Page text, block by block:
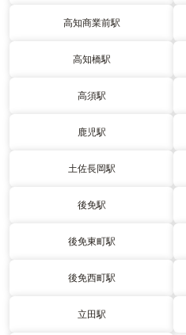
高知商業前駅
高知橋駅
高須駅
鹿児駅
土佐長岡駅
後免駅
後免東町駅
後免西町駅
立田駅